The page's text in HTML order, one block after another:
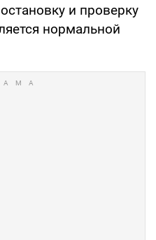
и проверку
нормальной